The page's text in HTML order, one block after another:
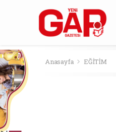
Anasayfa EĞİTİM